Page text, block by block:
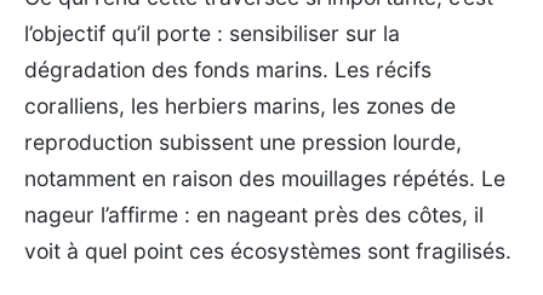
l’objectif qu’il porte : sensibiliser sur la
dégradation des fonds marins. Les récifs
coralliens, les herbiers marins, les zones de
reproduction subissent une pression lourde,
notamment en raison des mouillages répétés. Le
nageur l’affirme : en nageant près des côtes, il
voit à quel point ces écosystèmes sont fragilisés.